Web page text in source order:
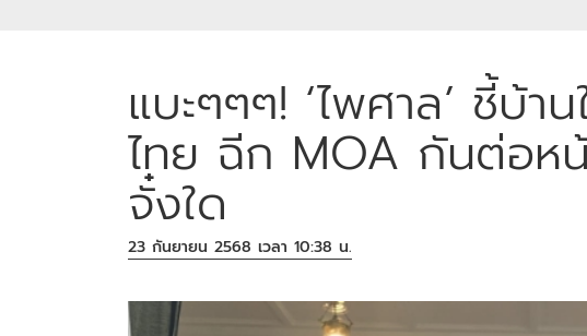
แบะๆๆๆ! ‘ไพศาล’ ชี้บ้า
ไทย ฉีก MOA กันต่อหน้
จั๋งใด
23 กันยายน 2568 เวลา 10:38 น.